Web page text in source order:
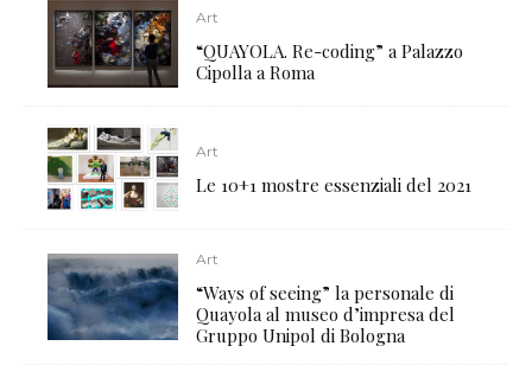
Art
“QUAYOLA. Re-coding” a Palazzo
Cipolla a Roma
Art
Le 10+1 mostre essenziali del 2021
Art
“Ways of seeing” la personale di
Quayola al museo d’impresa del
Gruppo Unipol di Bologna